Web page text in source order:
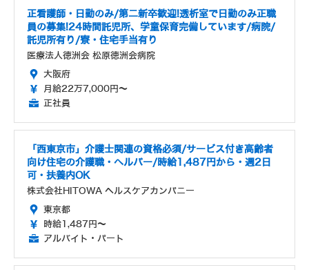
正看護師・日勤のみ/第二新卒歓迎!透析室で日勤のみ正職
員の募集!24時間託児所、学童保育完備しています/病院/
託児所有り/寮・住宅手当有り
医療法人徳洲会 松原徳洲会病院
大阪府
月給22万7,000円～
正社員
「西東京市」介護士関連の資格必須/サービス付き高齢者
向け住宅の介護職・ヘルパー/時給1,487円から・週2日
可・扶養内OK
株式会社HITOWA ヘルスケアカンパニー
東京都
時給1,487円～
アルバイト・パート